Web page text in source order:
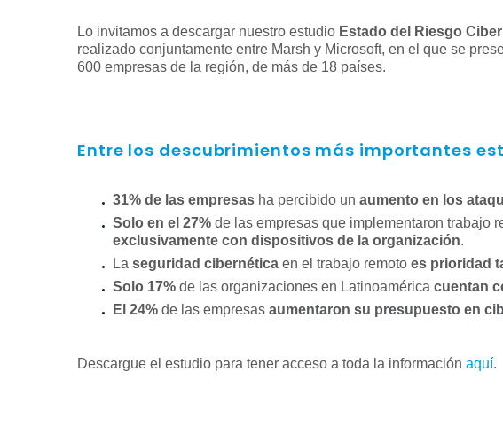
Lo invitamos a descargar nuestro estudio Estado del Riesgo
realizado conjuntamente entre Marsh y Microsoft, en el que se
600 empresas de la región, de más de 18 países.
Entre los descubrimientos más importantes
31% de las empresas ha percibido un aumento en los
Solo en el 27% de las empresas que implementaron trabajo
exclusivamente con dispositivos de la organización.
La seguridad cibernética en el trabajo remoto es prioridad
Solo 17% de las organizaciones en Latinoamérica cuentan
El 24% de las empresas aumentaron su presupuesto en
Descargue el estudio para tener acceso a toda la información aquí.